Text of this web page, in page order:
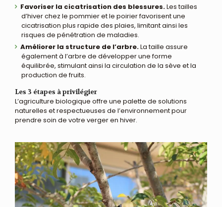
Favoriser la cicatrisation des blessures.Les tailles
d’hiver chez le pommier et le poirier favorisent une
cicatrisation plus rapide des plaies, limitant ainsi les
risques de pénétration de maladies.
Améliorer la structure de l’arbre.La taille assure
également à l’arbre de développer une forme
équilibrée, stimulant ainsi la circulation de la sève et la
production de fruits.
Les 3 étapes à privilégier
L’agriculture biologique offre une palette de solutions
naturelles et respectueuses de l’environnement pour
prendre soin de votre verger en hiver.